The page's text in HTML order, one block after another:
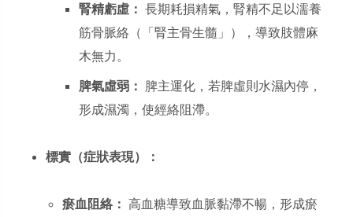
腎精虧虛： 長期耗損精氣，腎精不足以濡養
筋骨脈絡（「腎主骨生髓」），導致肢體麻
木無力。
脾氣虛弱： 脾主運化，若脾虛則水濕內停，
形成濕濁，使經絡阻滯。
標實（症狀表現）：
瘀血阻絡： 高血糖導致血脈黏滯不暢，形成瘀